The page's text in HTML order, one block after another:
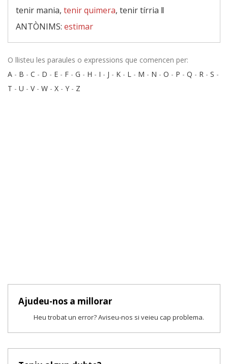
tenir mania, tenir quimera, tenir tírria ‖
ANTÒNIMS: estimar
O llisteu les paraules o expressions que comencen per:
A - B - C - D - E - F - G - H - I - J - K - L - M - N - O - P - Q - R - S -
T - U - V- W - X - Y - Z
Ajudeu-nos a millorar
Heu trobat un error? Aviseu-nos si veieu cap problema.